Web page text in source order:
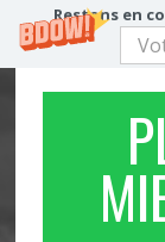
Restons en